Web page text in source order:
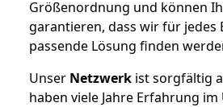
Größenordnung und können
garantieren, dass wir für jedes
passende Lösung finden
Unser Netzwerk ist sorgfältig
haben viele Jahre Erfahrung